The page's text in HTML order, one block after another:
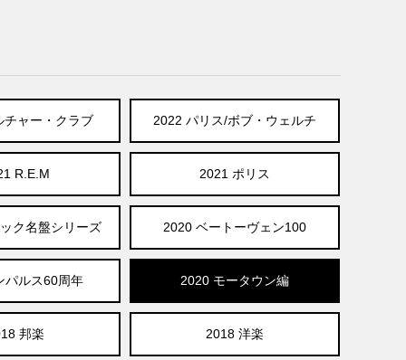
チャー・クラブ 2022 パリス/ボブ・ウェルチ
R.E.M 2021 ポリス
ク名盤シリーズ 2020 ベートーヴェン100
パルス60周年 2020 モータウン編
邦楽 2018 洋楽